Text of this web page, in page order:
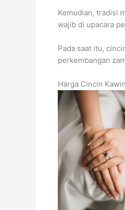
Kemudian, tradisi
wajib di upacara
Pada saat itu,
perkembangan
Harga Cincin